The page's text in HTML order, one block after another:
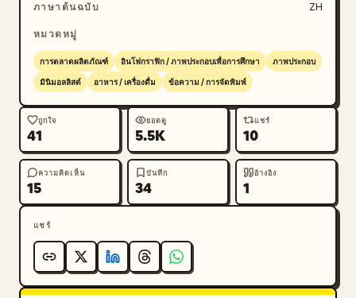
ภาษาต้นฉบับ ZH
หมวดหมู่
การตลาดผลิตภัณฑ์ อินโฟกราฟิก / ภาพประกอบเพื่อการศึกษา ภาพประกอบ
มินิมอลลิสต์ อาหาร / เครื่องดื่ม ข้อความ / การจัดพิมพ์
ถูกใจ
41
ยอดดู
5.5K
แชร์
10
ความคิดเห็น
15
บันทึก
34
อ้างอิง
1
แชร์